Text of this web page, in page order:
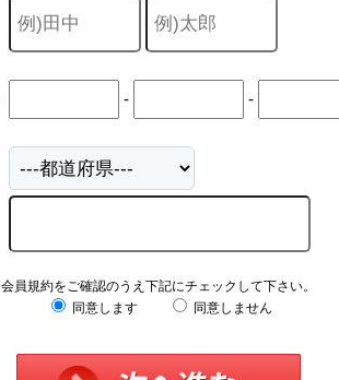
- -
会員規約をご確認のうえ下記にチェックして下さい。
同意します
同意しません